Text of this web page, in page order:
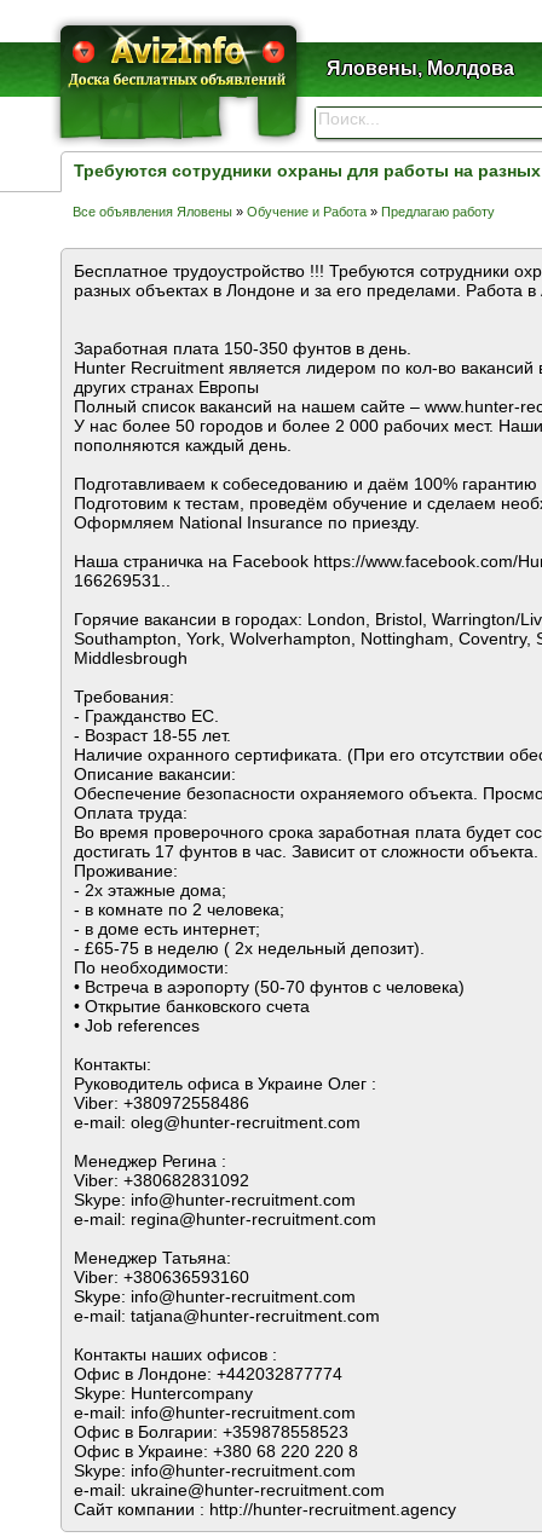
Яловены, Молдова
Требуются сотрудники охраны для работы на
Все объявления Яловены » Обучение и Работа » Предлагаю работу
Бесплатное трудоустройство !!! Требуются сотрудники
разных объектах в Лондоне и за его пределами. Работа в
Заработная плата 150-350 фунтов в день.
Hunter Recruitment является лидером по кол-во вакансий
других странах Европы
Полный список вакансий на нашем сайте – www.hunter-
У нас более 50 городов и более 2 000 рабочих мест.
пополняются каждый день.
Подготавливаем к собеседованию и даём 100% гарантию
Подготовим к тестам, проведём обучение и сделаем
Оформляем National Insurance по приезду.
Наша страничка на Facebook https://www.facebook.com/
166269531..
Горячие вакансии в городах: London, Bristol, Warrington/
Southampton, York, Wolverhampton, Nottingham,
Middlesbrough
Требования:
- Гражданство ЕС.
- Возраст 18-55 лет.
Наличие охранного сертификата. (При его отсутствии
Описание вакансии:
Обеспечение безопасности охраняемого объекта.
Оплата труда:
Во время проверочного срока заработная плата будет
достигать 17 фунтов в час. Зависит от сложности объекта.
Проживание:
- 2х этажные дома;
- в комнате по 2 человека;
- в доме есть интернет;
- £65-75 в неделю ( 2х недельный депозит).
По необходимости:
• Встреча в аэропорту (50-70 фунтов с человека)
• Открытие банковского счета
• Job references
Контакты:
Руководитель офиса в Украине Олег :
Viber: +380972558486
e-mail: oleg@hunter-recruitment.com
Менеджер Регина :
Viber: +380682831092
Skype: info@hunter-recruitment.com
e-mail: regina@hunter-recruitment.com
Менеджер Татьяна:
Viber: +380636593160
Skype: info@hunter-recruitment.com
e-mail: tatjana@hunter-recruitment.com
Контакты наших офисов :
Офис в Лондоне: +442032877774
Skype: Huntercompany
e-mail: info@hunter-recruitment.com
Офис в Болгарии: +359878558523
Офис в Украине: +380 68 220 220 8
Skype: info@hunter-recruitment.com
e-mail: ukraine@hunter-recruitment.com
Сайт компании : http://hunter-recruitment.agency